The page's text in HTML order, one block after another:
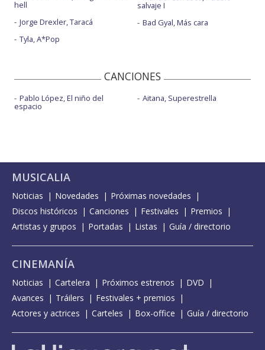
hell
Jorge Drexler, Taracá
Tyla, A*Pop
salvaje I
Bad Gyal, Más cara
CANCIONES
Pablo López, El niño del
espacio
Aitana, Superestrella
MUSICALIA
Noticias Novedades
Próximas novedades
Discos históricos
Canciones Festivales
Premios
Artistas y grupos
Portadas Listas Guía / directorio
CINEMANÍA
Noticias Cartelera Próximos estrenos
DVD
Avances
Tráilers
Festivales + premios
Actores y actrices
Carteles Box-office Guía / directorio